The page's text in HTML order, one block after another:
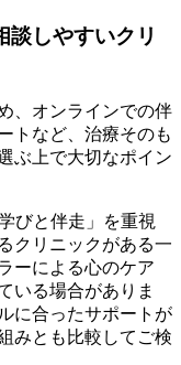
談しやすいクリ
、オンラインでの伴
トなど、治療そのも
ぶ上で大切なポイン
びと伴走」を重視
クリニックがある一
ーによる心のケア
いる場合がありま
に合ったサポートが
みとも比較してご検